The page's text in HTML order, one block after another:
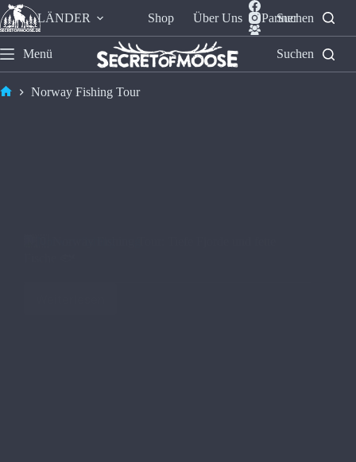
LÄNDER Shop Über Uns Partner
Suchen
Menü Suchen
Norway Fishing Tour